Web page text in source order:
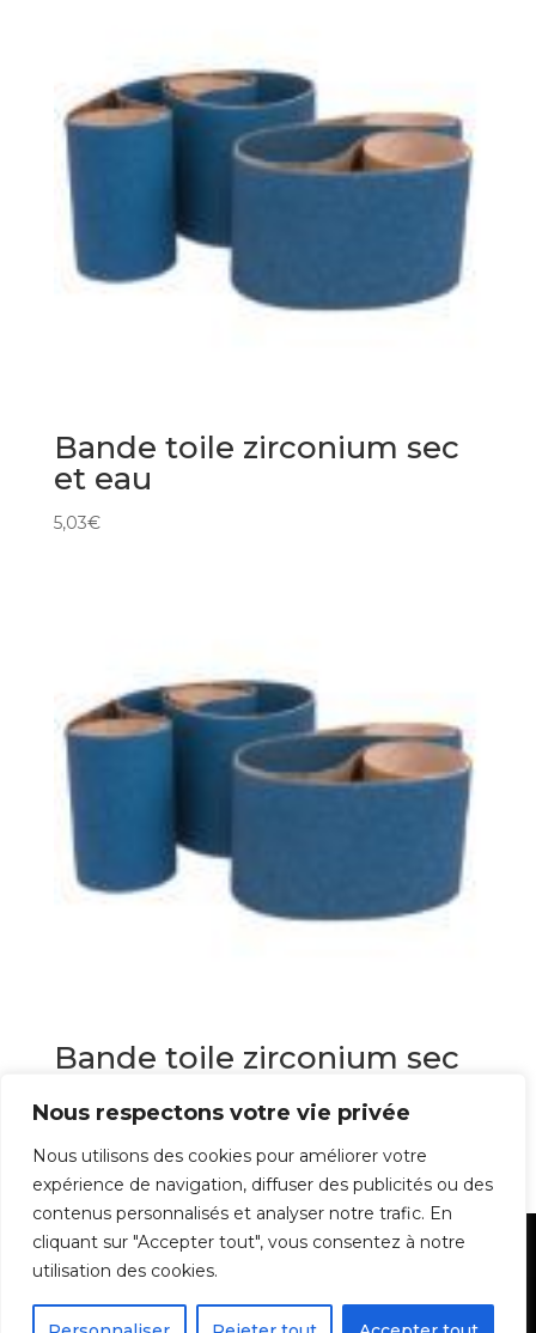
Nous respectons votre vie privée
Nous utilisons des cookies pour améliorer votre
expérience de navigation, diffuser des publicités ou des
contenus personnalisés et analyser notre trafic. En
cliquant sur "Accepter tout", vous consentez à notre
utilisation des cookies.
Bande toile zirconium sec
et eau
5,03€
Bande toile zirconium sec
Mentions Légales